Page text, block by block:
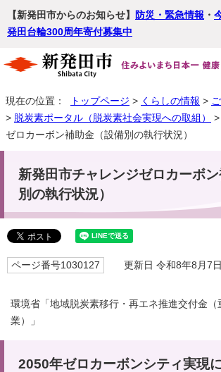
【新発田市からのお知らせ】 防災・緊急情報 ・
発田台輪300周年寄付募集中
現在の位置： トップページ > くらしの情報 >
> 脱炭素ポータル（脱炭素社会実現への取組）
ゼロカーボン補助金（設備別の執行状況）
新発田市チャレンジゼロカーボ
別の執行状況）
ページ番号1030127 更新日 令和8年8月7日
環境省「地域脱炭素移行・再エネ推進交付金（
業）」
2050年ゼロカーボンシティ実現